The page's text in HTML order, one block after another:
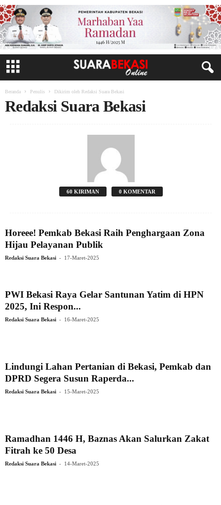
Beranda Penulis Dikirim oleh Redaksi Suara Bekasi
Redaksi Suara Bekasi
60 KIRIMAN 0 KOMENTAR
Horeee! Pemkab Bekasi Raih Penghargaan Zona
Hijau Pelayanan Publik
Redaksi Suara Bekasi - 17-Maret-2025
PWI Bekasi Raya Gelar Santunan Yatim di HPN
2025, Ini Respon...
Redaksi Suara Bekasi - 16-Maret-2025
Lindungi Lahan Pertanian di Bekasi, Pemkab dan
DPRD Segera Susun Raperda...
Redaksi Suara Bekasi - 15-Maret-2025
Ramadhan 1446 H, Baznas Akan Salurkan Zakat
Fitrah ke 50 Desa
Redaksi Suara Bekasi - 14-Maret-2025